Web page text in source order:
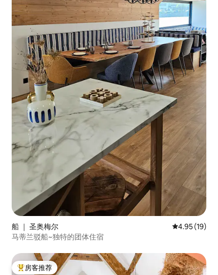
船 ｜ 圣奥梅尔 平均评分
4.95 (19)
马蒂兰驳船~独特的团体住宿
热门「房客推荐」
房客推荐